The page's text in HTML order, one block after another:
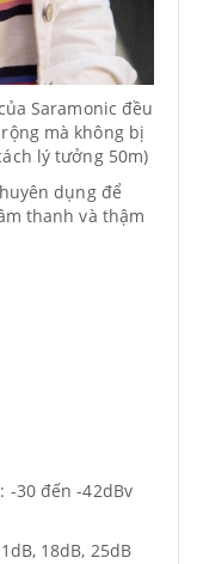
Saramonic đều
mà không bị
lý tưởng 50m)
dụng để
thanh và thậm
-30 đến -42dBv
18dB, 25dB